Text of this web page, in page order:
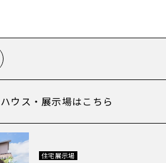
ウス・展示場はこちら
住宅展示場